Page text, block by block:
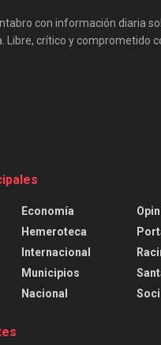
con información diaria
Libre, crítico y comprometido
Economía
Hemeroteca
Internacional
Municipios
Nacional